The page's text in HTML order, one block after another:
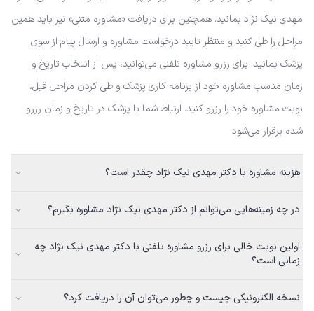
مهدی نیک نژاد بمانید. همچنین برای دریافت «مشاوره متنی» نیز باید همین
مراحل را طی کنید و منتظر تایید درخواست مشاوره و ارسال پیام از سوی
پزشک بمانید. برای رزرو مشاوره تلفنی می‌توانید، پس از انتخاب تاریخ و
زمان مناسب مشاوره خود از برنامه کاری پزشک و طی کردن مراحل قبل،
نوبت مشاوره خود را رزرو کنید. ارتباط شما با پزشک در تاریخ و زمان رزرو
شده برقرار می‌شود.
هزینه مشاوره با دکتر مهدی نیک نژاد چقدر است؟
در چه زمینه‌هایی می‌توانم از دکتر مهدی نیک نژاد مشاوره بگیرم؟
اولین نوبت خالی برای رزرو مشاوره تلفنی با دکتر مهدی نیک نژاد چه
زمانی است؟
نسخه الکترونیکی چیست و چطور می‌توان آن را دریافت کرد؟